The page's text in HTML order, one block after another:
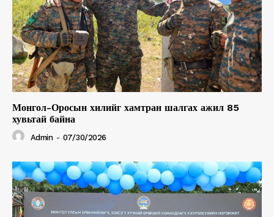
Монгол-Оросын хилийг хамтран шалгах ажил 85
хувьтай байна
Admin - 07/30/2026